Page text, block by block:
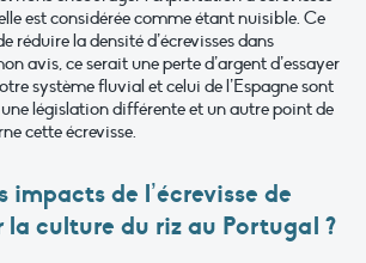
est considérée comme étant nuisible. Ce
réduire la densité d’écrevisses dans
avis, ce serait une perte d’argent d’essayer
système fluvial et celui de l’Espagne sont
une législation différente et un autre point de
cette écrevisse.
impacts de l’écrevisse de
la culture du riz au Portugal ?